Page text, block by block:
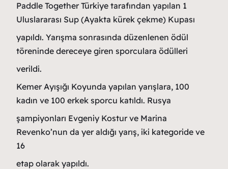
Paddle Together Türkiye tarafından yapılan 1
Uluslararası Sup (Ayakta kürek çekme) Kupası
yapıldı. Yarışma sonrasında düzenlenen ödül
töreninde dereceye giren sporculara ödülleri
verildi.
Kemer Ayışığı Koyunda yapılan yarışlara, 100
kadın ve 100 erkek sporcu katıldı. Rusya
şampiyonları Evgeniy Kostur ve Marina
Revenko’nun da yer aldığı yarış, iki kategoride ve
16
etap olarak yapıldı.